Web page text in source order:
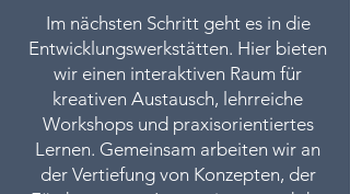
Im nächsten Schritt geht es in die
Entwicklungswerkstätten. Hier bieten
wir einen interaktiven Raum für
kreativen Austausch, lehrreiche
Workshops und praxisorientiertes
Lernen. Gemeinsam arbeiten wir an
der Vertiefung von Konzepten, der